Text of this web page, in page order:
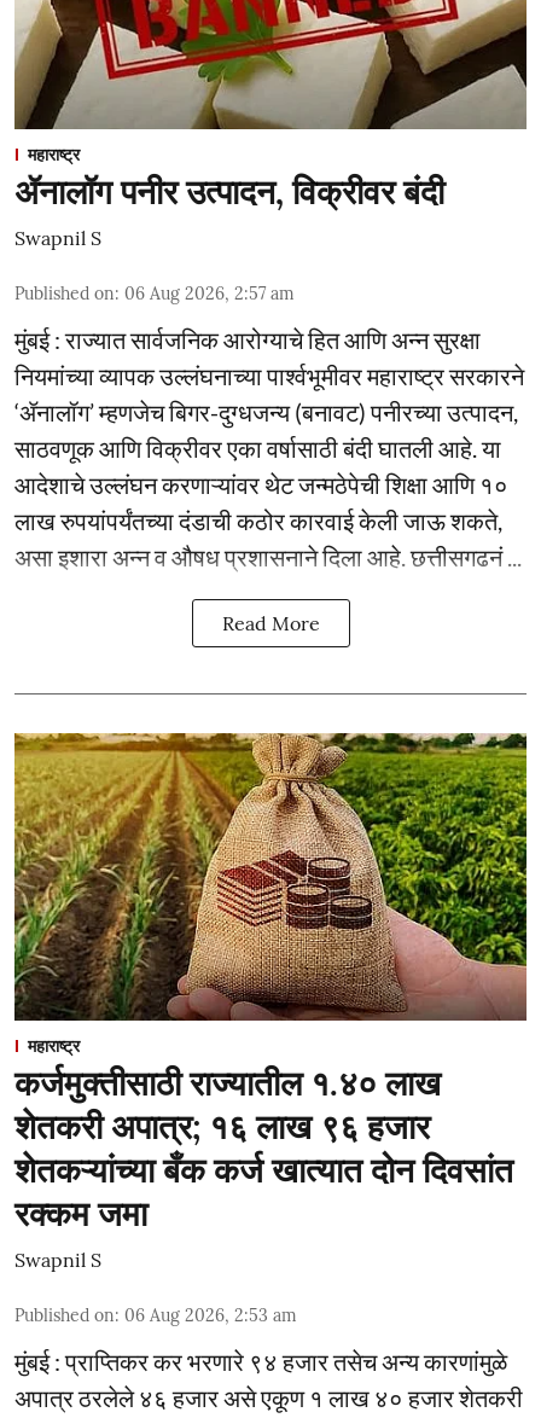
महाराष्ट्र
ॲनालॉग पनीर उत्पादन, विक्रीवर बंदी
Swapnil S
Published on: 06 Aug 2026, 2:57 am
मुंबई : राज्यात सार्वजनिक आरोग्याचे हित आणि अन्न सुरक्षा
नियमांच्या व्यापक उल्लंघनाच्या पार्श्वभूमीवर महाराष्ट्र सरकारने
‘ॲनालॉग’ म्हणजेच बिगर-दुग्धजन्य (बनावट) पनीरच्या उत्पादन,
साठवणूक आणि विक्रीवर एका वर्षासाठी बंदी घातली आहे. या
आदेशाचे उल्लंघन करणाऱ्यांवर थेट जन्मठेपेची शिक्षा आणि १०
लाख रुपयांपर्यंतच्या दंडाची कठोर कारवाई केली जाऊ शकते,
असा इशारा अन्न व औषध प्रशासनाने दिला आहे. छत्तीसगढनं ...
Read More
महाराष्ट्र
कर्जमुक्तीसाठी राज्यातील १.४० लाख
शेतकरी अपात्र; १६ लाख ९६ हजार
शेतकऱ्यांच्या बँक कर्ज खात्यात दोन दिवसांत
रक्कम जमा
Swapnil S
Published on: 06 Aug 2026, 2:53 am
मुंबई : प्राप्तिकर कर भरणारे ९४ हजार तसेच अन्य कारणांमुळे
अपात्र ठरलेले ४६ हजार असे एकूण १ लाख ४० हजार शेतकरी